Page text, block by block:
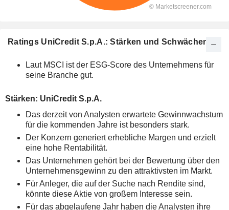
Ratings UniCredit S.p.A.: Stärken und Schwächen
Laut MSCI ist der ESG-Score des Unternehmens für
seine Branche gut.
Stärken: UniCredit S.p.A.
Das derzeit von Analysten erwartete Gewinnwachstum
für die kommenden Jahre ist besonders stark.
Der Konzern generiert erhebliche Margen und erzielt
eine hohe Rentabilität.
Das Unternehmen gehört bei der Bewertung über den
Unternehmensgewinn zu den attraktivsten im Markt.
Für Anleger, die auf der Suche nach Rendite sind,
könnte diese Aktie von großem Interesse sein.
Für das abgelaufene Jahr haben die Analysten ihre